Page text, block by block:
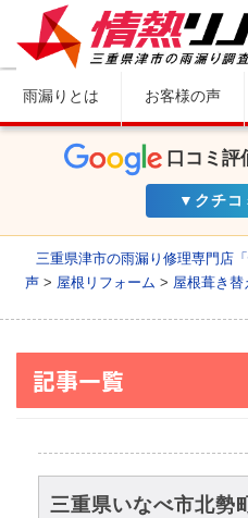
雨漏りとは お客様の声
口コミ評
▼クチコ
三重県津市の雨漏り修理専門店
声> 屋根リフォーム > 屋根葺き替
記事一覧
三重県いなべ市北